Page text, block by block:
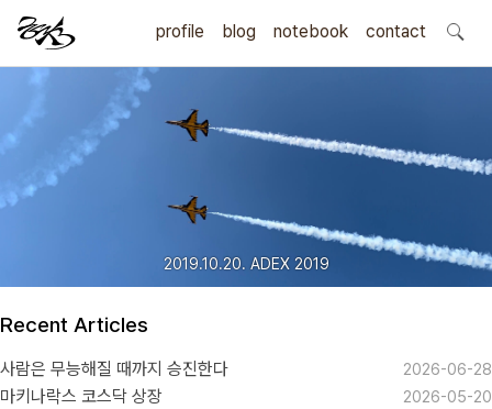
profile blog notebook contact
search
2019.10.20. ADEX 2019
Recent Articles
사람은 무능해질 때까지 승진한다 2026-06-28
마키나락스 코스닥 상장 2026-05-20